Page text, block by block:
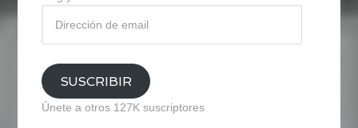
email
SUSCRIBIR
Únete a otros 127K suscriptores